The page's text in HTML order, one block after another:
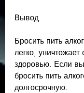
Вывод
Бросить пить
легко,
здоровью. Если
бросить пить
долгосрочную.